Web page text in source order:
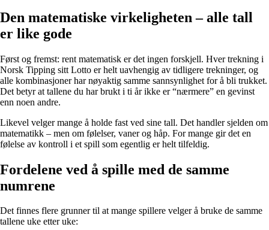
Den matematiske virkeligheten – alle tall
er like gode
Først og fremst: rent matematisk er det ingen forskjell. Hver trekning i
Norsk Tipping sitt Lotto er helt uavhengig av tidligere trekninger, og
alle kombinasjoner har nøyaktig samme sannsynlighet for å bli trukket.
Det betyr at tallene du har brukt i ti år ikke er “nærmere” en gevinst
enn noen andre.
Likevel velger mange å holde fast ved sine tall. Det handler sjelden om
matematikk – men om følelser, vaner og håp. For mange gir det en
følelse av kontroll i et spill som egentlig er helt tilfeldig.
Fordelene ved å spille med de samme
numrene
Det finnes flere grunner til at mange spillere velger å bruke de samme
tallene uke etter uke: